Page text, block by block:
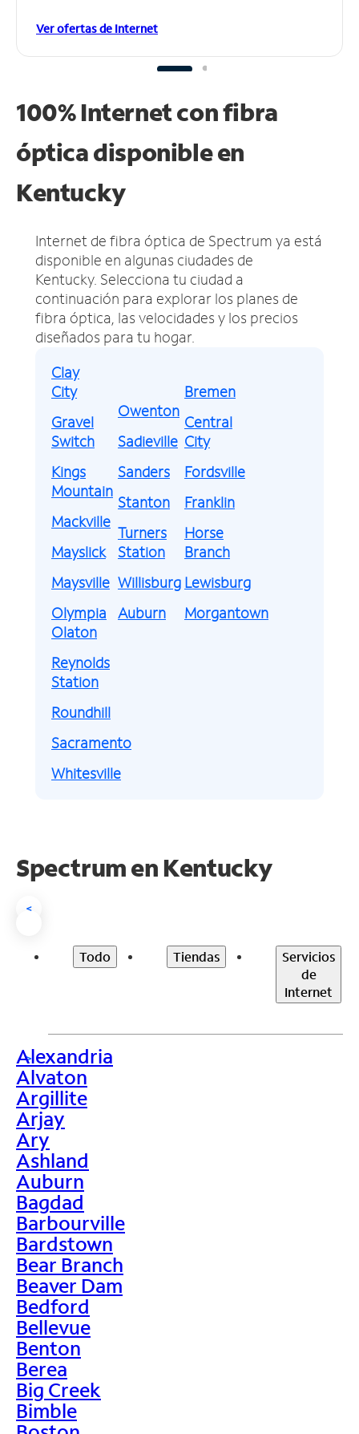
Ver ofertas de Internet
100% Internet con fibra
óptica disponible en
Kentucky
Internet de fibra óptica de Spectrum ya está
disponible en algunas ciudades de
Kentucky. Selecciona tu ciudad a
continuación para explorar los planes de
fibra óptica, las velocidades y los precios
diseñados para tu hogar.
Clay
City
Gravel
Switch
Kings
Mountain
Mackville
Mayslick
Maysville
Olympia
Owenton
Sadieville
Sanders
Stanton
Turners
Station
Willisburg
Auburn
Bremen
Central
City
Fordsville
Franklin
Horse
Branch
Lewisburg
Morgantown
Olaton
Reynolds
Station
Roundhill
Sacramento
Whitesville
Spectrum en Kentucky
<
Todo Tiendas
Servicios
de
Internet
>
Alexandria
Alvaton
Argillite
Arjay
Ary
Ashland
Auburn
Bagdad
Barbourville
Bardstown
Bear Branch
Beaver Dam
Bedford
Bellevue
Benton
Berea
Big Creek
Bimble